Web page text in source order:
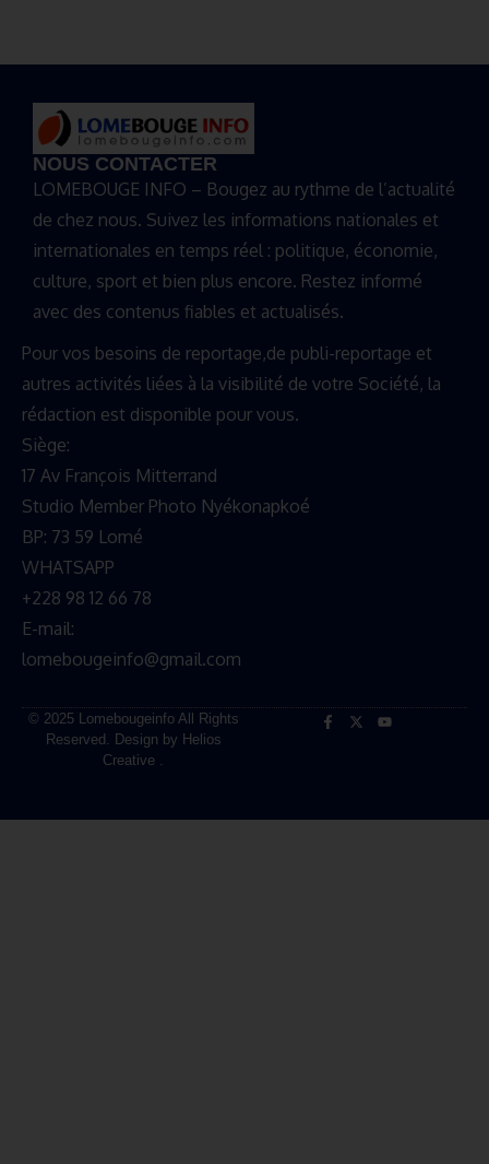
NOUS CONTACTER
LOMEBOUGE INFO – Bougez au rythme de l’actualité
de chez nous. Suivez les informations nationales et
internationales en temps réel : politique, économie,
culture, sport et bien plus encore. Restez informé
avec des contenus fiables et actualisés.
Pour vos besoins de reportage,de publi-reportage et
autres activités liées à la visibilité de votre Société, la
rédaction est disponible pour vous.
Siège:
17 Av François Mitterrand
Studio Member Photo Nyékonapkoé
BP: 73 59 Lomé
WHATSAPP ‪
+228 98 12 66 78
E-mail:
lomebougeinfo@gmail.com
© 2025 Lomebougeinfo All Rights
Reserved. Design by Helios
Creative .